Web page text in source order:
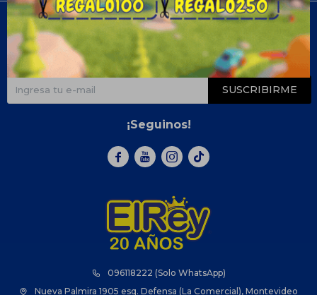
096118222 (Solo WhatsApp)
Nueva Palmira 1905 esq. Defensa (La Comercial), Montevideo
Newsletter
¡Suscribite y recibí todas nuestras novedades!
SUSCRIBIRME
¡Seguinos!
  